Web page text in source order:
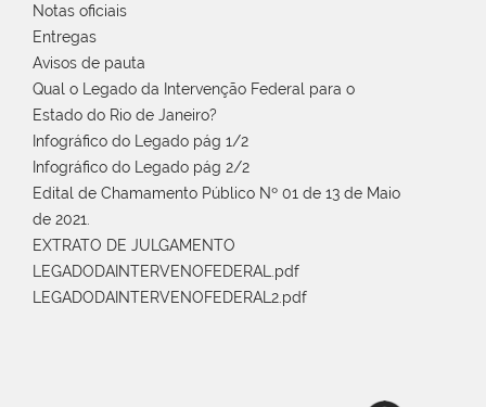
Notas oficiais
Entregas
Avisos de pauta
Qual o Legado da Intervenção Federal para o
Estado do Rio de Janeiro?
Infográfico do Legado pág 1/2
Infográfico do Legado pág 2/2
Edital de Chamamento Público Nº 01 de 13 de Maio
de 2021.
EXTRATO DE JULGAMENTO
LEGADODAINTERVENOFEDERAL.pdf
LEGADODAINTERVENOFEDERAL2.pdf